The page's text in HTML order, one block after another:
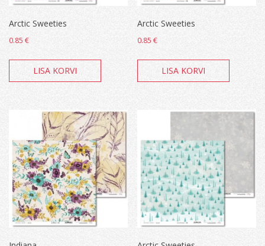
Arctic Sweeties
0.85 €
LISA KORVI
Arctic Sweeties
0.85€
LISA KORVI